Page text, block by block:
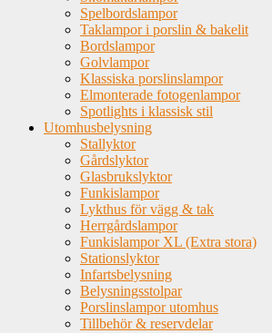
Spelbordslampor
Taklampor i porslin & bakelit
Bordslampor
Golvlampor
Klassiska porslinslampor
Elmonterade fotogenlampor
Spotlights i klassisk stil
Utomhusbelysning
Stallyktor
Gårdslyktor
Glasbrukslyktor
Funkislampor
Lykthus för vägg & tak
Herrgårdslampor
Funkislampor XL (Extra stora)
Stationslyktor
Infartsbelysning
Belysningsstolpar
Porslinslampor utomhus
Tillbehör & reservdelar